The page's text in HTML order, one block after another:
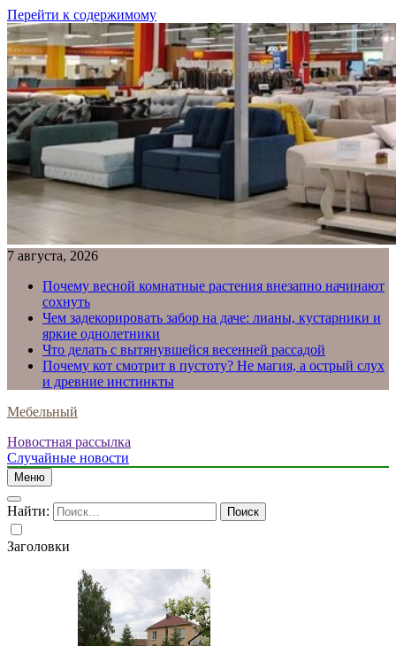
Перейти к содержимому
7 августа, 2026
Почему весной комнатные растения внезапно начинают
сохнуть
Чем задекорировать забор на даче: лианы, кустарники и
яркие однолетники
Что делать с вытянувшейся весенней рассадой
Почему кот смотрит в пустоту? Не магия, а острый слух
и древние инстинкты
Мебельный
Новостная рассылка
Случайные новости
Меню
Найти:
Заголовки